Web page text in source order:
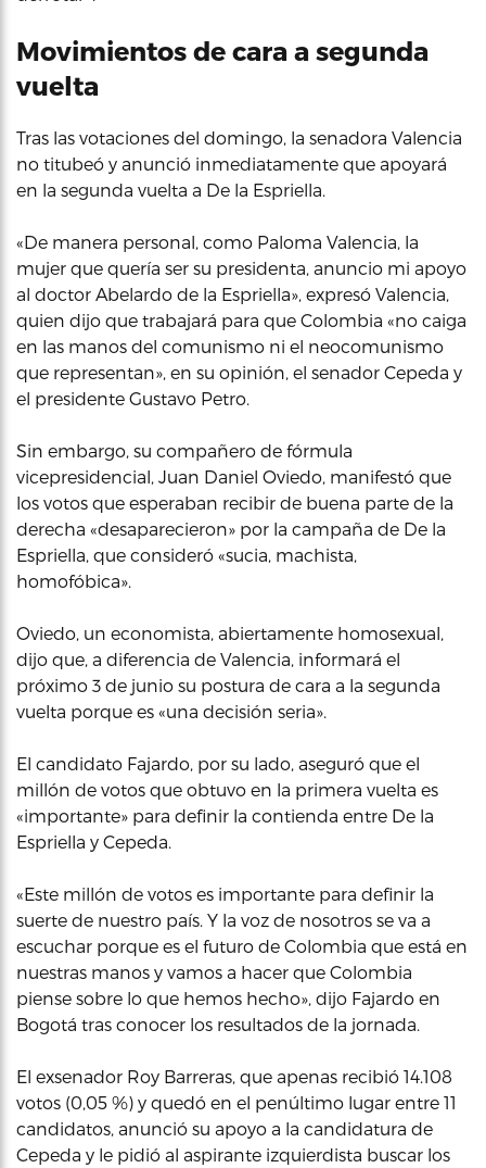
Movimientos de cara a segunda
vuelta
Tras las votaciones del domingo, la senadora Valencia
no titubeó y anunció inmediatamente que apoyará
en la segunda vuelta a De la Espriella.
«De manera personal, como Paloma Valencia, la
mujer que quería ser su presidenta, anuncio mi apoyo
al doctor Abelardo de la Espriella», expresó Valencia,
quien dijo que trabajará para que Colombia «no caiga
en las manos del comunismo ni el neocomunismo
que representan», en su opinión, el senador Cepeda y
el presidente Gustavo Petro.
Sin embargo, su compañero de fórmula
vicepresidencial, Juan Daniel Oviedo, manifestó que
los votos que esperaban recibir de buena parte de la
derecha «desaparecieron» por la campaña de De la
Espriella, que consideró «sucia, machista,
homofóbica».
Oviedo, un economista, abiertamente homosexual,
dijo que, a diferencia de Valencia, informará el
próximo 3 de junio su postura de cara a la segunda
vuelta porque es «una decisión seria».
El candidato Fajardo, por su lado, aseguró que el
millón de votos que obtuvo en la primera vuelta es
«importante» para definir la contienda entre De la
Espriella y Cepeda.
«Este millón de votos es importante para definir la
suerte de nuestro país. Y la voz de nosotros se va a
escuchar porque es el futuro de Colombia que está en
nuestras manos y vamos a hacer que Colombia
piense sobre lo que hemos hecho», dijo Fajardo en
Bogotá tras conocer los resultados de la jornada.
El exsenador Roy Barreras, que apenas recibió 14.108
votos (0,05 %) y quedó en el penúltimo lugar entre 11
candidatos, anunció su apoyo a la candidatura de
Cepeda y le pidió al aspirante izquierdista buscar los